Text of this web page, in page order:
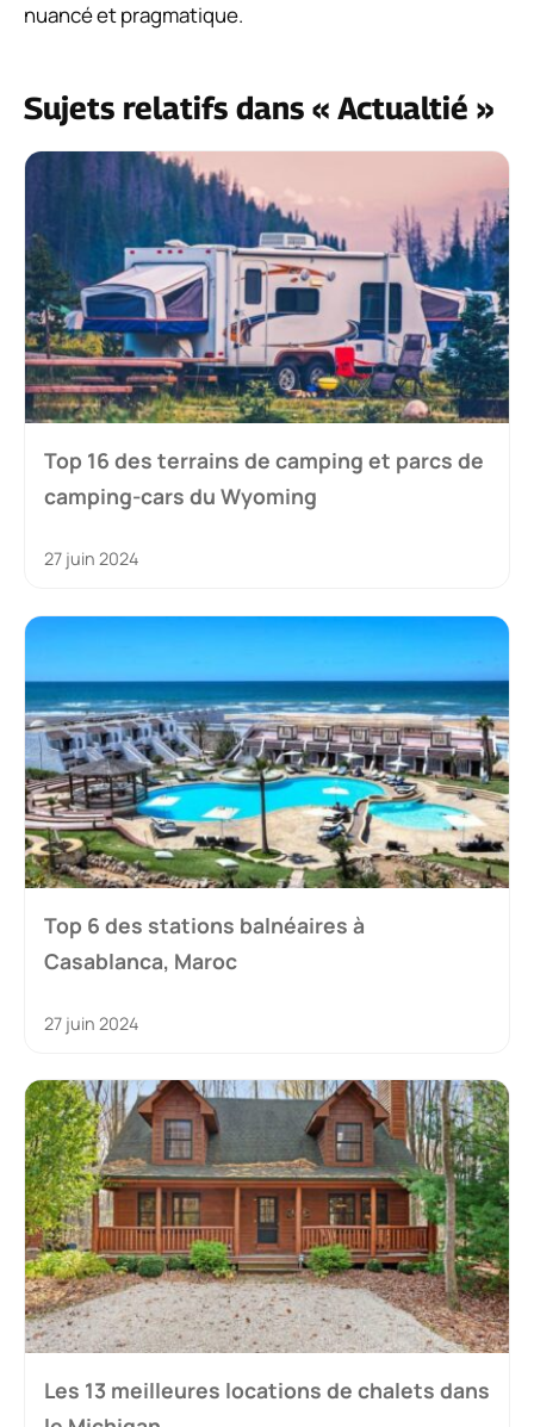
nuancé et pragmatique.
Sujets relatifs dans « Actualtié »
Top 16 des terrains de camping et parcs de
camping-cars du Wyoming
27 juin 2024
Top 6 des stations balnéaires à
Casablanca, Maroc
27 juin 2024
Les 13 meilleures locations de chalets dans